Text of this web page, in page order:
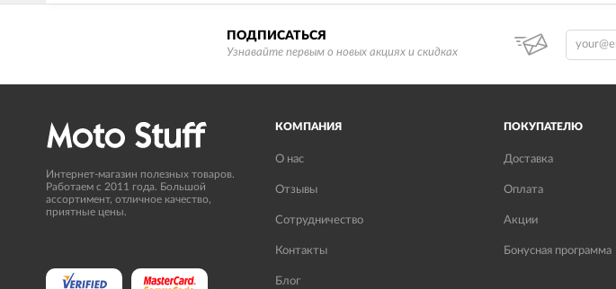
ПОДПИСАТЬСЯ
Узнавайте первым о новых акциях и скидках
Интернет-магазин полезных товаров.
Работаем с 2011 года. Большой
ассортимент, отличное качество,
приятные цены.
КОМПАНИЯ
О нас
Отзывы
Сотрудничество
Контакты
Блог
ПОКУПАТЕЛЮ
Доставка
Оплата
Акции
Бонусная программа